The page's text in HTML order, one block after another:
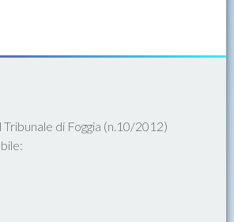
di Foggia (n.10/2012)